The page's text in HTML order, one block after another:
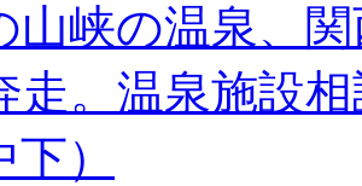
山峡の温泉、
走。温泉施設
）